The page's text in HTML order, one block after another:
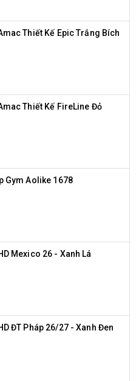
Thiết Kế Epic Trắng Bích
Thiết Kế FireLine Đỏ
Gym Aolike 1678
Mexico 26 - Xanh Lá
ĐT Pháp 26/27 - Xanh Đen